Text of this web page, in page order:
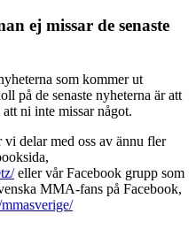
ej missar de senaste
som kommer ut
på de senaste nyheterna är att
ni inte missar något.
delar med oss av ännu fler
eller vår Facebook grupp som
MMA-fans på Facebook,